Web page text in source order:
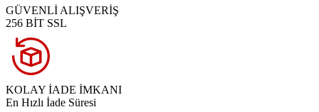
GÜVENLİ ALIŞVERİŞ
256 BİT SSL
KOLAY İADE İMKANI
En Hızlı İade Süresi